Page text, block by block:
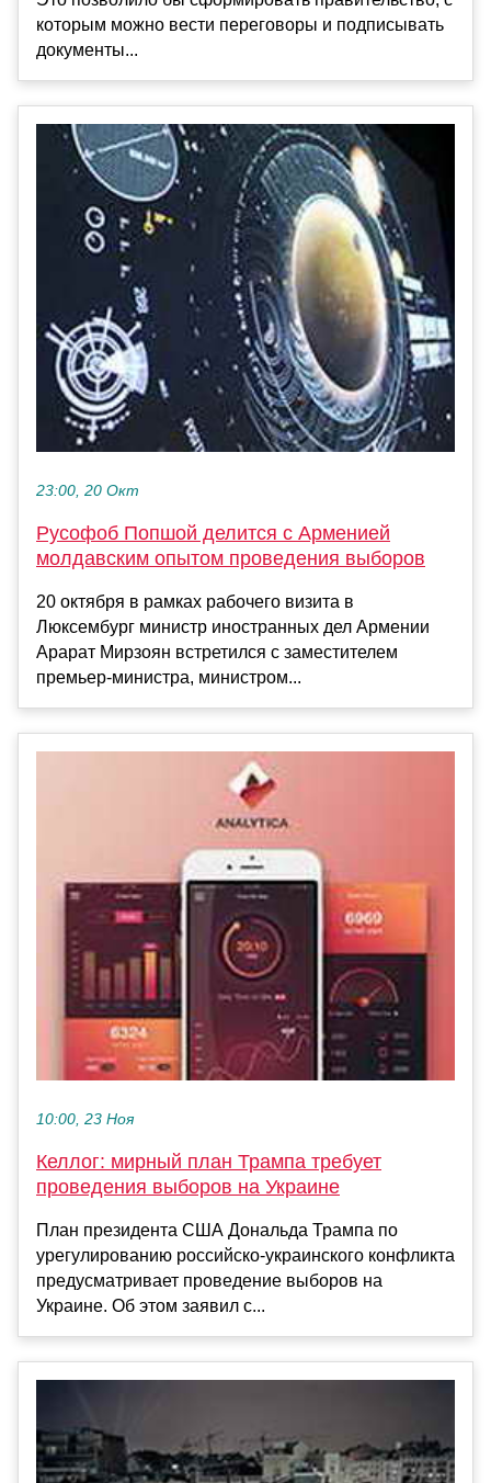
которым можно вести переговоры и подписывать
документы...
23:00, 20 Окт
Русофоб Попшой делится с Арменией
молдавским опытом проведения выборов
20 октября в рамках рабочего визита в
Люксембург министр иностранных дел Армении
Арарат Мирзоян встретился с заместителем
премьер-министра, министром...
10:00, 23 Ноя
Келлог: мирный план Трампа требует
проведения выборов на Украине
План президента США Дональда Трампа по
урегулированию российско-украинского конфликта
предусматривает проведение выборов на
Украине. Об этом заявил с...